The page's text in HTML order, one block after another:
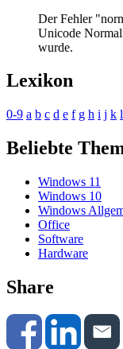
Der Fehler
Unicode
wurde.
Lexikon
0-9 a b c d e f g h i j k l
Beliebte
Windows 11
Windows 10
Windows
Office
Software
Hardware
Share